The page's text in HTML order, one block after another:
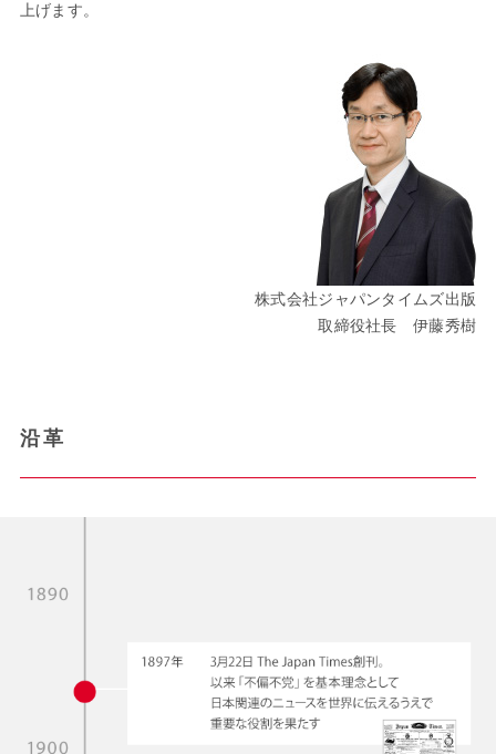
上げます。
株式会社ジャパンタイムズ出版
取締役社長 伊藤秀樹
沿革